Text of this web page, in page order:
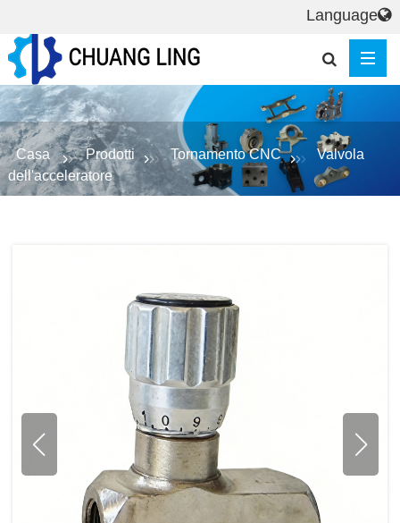
Casa Prodotti Tornamento CNC
Valvola
dell'acceleratore
Language